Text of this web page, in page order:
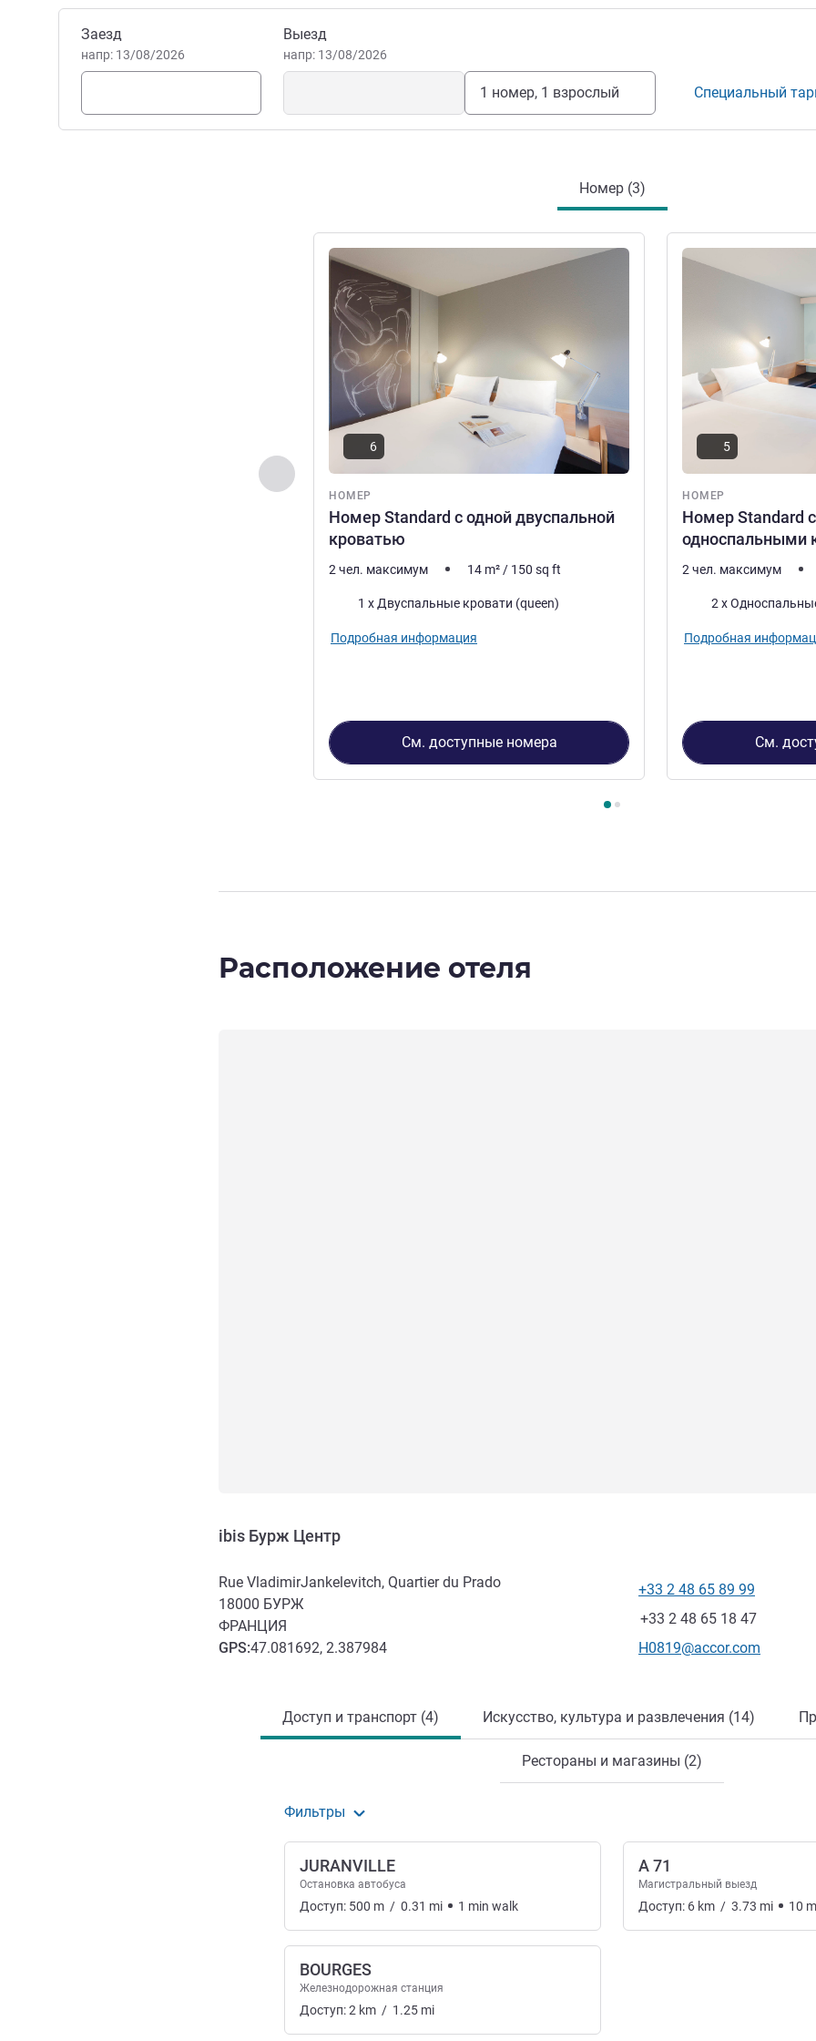
незабываемым!
Alexandre LESCALE Управление отелем
Забронировать этот отель
Заезд
напр: 13/08/2026
Выезд
напр: 13/08/2026
1 номер, 1 взрослый Специальный
Номер (3)
Назад - Номер
НОМЕР
Номер Standard с одной двуспальной
кроватью
Подробная информация
6
2 чел. максимум 14 m² / 150 sq ft
Постель1 x Двуспальные кровати (queen)
Подробная информация
См. доступные номера
НОМЕР
Номер Standard
односпальными
Подробная
5
2 чел. максимум
Постель
2 x
Подробная
См.
Расположение отеля
ibis Бурж Центр
Rue VladimirJankelevitch, Quartier du Prado
18000 БУРЖ
ФРАНЦИЯ
GPS:47.081692, 2.387984
Телефон
+33 2 48 65 89 99
Факс
+33 2 48 65 18 47
Контактный адрес
H0819@accor.com
Доступ и транспорт (4) Искусство, культура и развлечения (14)
Рестораны и магазины (2)
Фильтры
JURANVILLE
Остановка автобуса
Доступ: 500 m / 0.31 mi 1 min walk
BOURGES
Железнодорожная станция
Доступ:2 km / 1.25 mi
A 71
Магистральный выезд
Доступ: 6 km / 3.73 mi 10